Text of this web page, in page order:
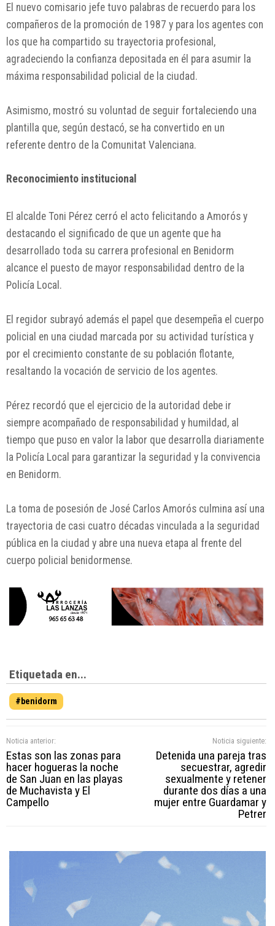
El nuevo comisario jefe tuvo palabras de recuerdo para los
compañeros de la promoción de 1987 y para los agentes con
los que ha compartido su trayectoria profesional,
agradeciendo la confianza depositada en él para asumir la
máxima responsabilidad policial de la ciudad.
Asimismo, mostró su voluntad de seguir fortaleciendo una
plantilla que, según destacó, se ha convertido en un
referente dentro de la Comunitat Valenciana.
Reconocimiento institucional
El alcalde Toni Pérez cerró el acto felicitando a Amorós y
destacando el significado de que un agente que ha
desarrollado toda su carrera profesional en Benidorm
alcance el puesto de mayor responsabilidad dentro de la
Policía Local.
El regidor subrayó además el papel que desempeña el cuerpo
policial en una ciudad marcada por su actividad turística y
por el crecimiento constante de su población flotante,
resaltando la vocación de servicio de los agentes.
Pérez recordó que el ejercicio de la autoridad debe ir
siempre acompañado de responsabilidad y humildad, al
tiempo que puso en valor la labor que desarrolla diariamente
la Policía Local para garantizar la seguridad y la convivencia
en Benidorm.
La toma de posesión de José Carlos Amorós culmina así una
trayectoria de casi cuatro décadas vinculada a la seguridad
pública en la ciudad y abre una nueva etapa al frente del
cuerpo policial benidormense.
Etiquetada en...
#benidorm
Noticia anterior:
Estas son las zonas para
hacer hogueras la noche
de San Juan en las playas
de Muchavista y El
Campello
Noticia siguiente:
Detenida una pareja tras
secuestrar, agredir
sexualmente y retener
durante dos días a una
mujer entre Guardamar y
Petrer